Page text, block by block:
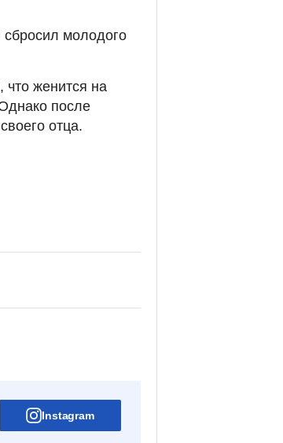
сбросил молодого
женится на
после
отца.
Instagram